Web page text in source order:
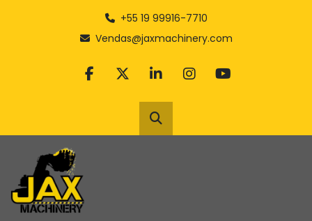
+55 19 99916-7710
Vendas@jaxmachinery.com
facebook
twitterlinkedininstagram
youtube
Pesquisar